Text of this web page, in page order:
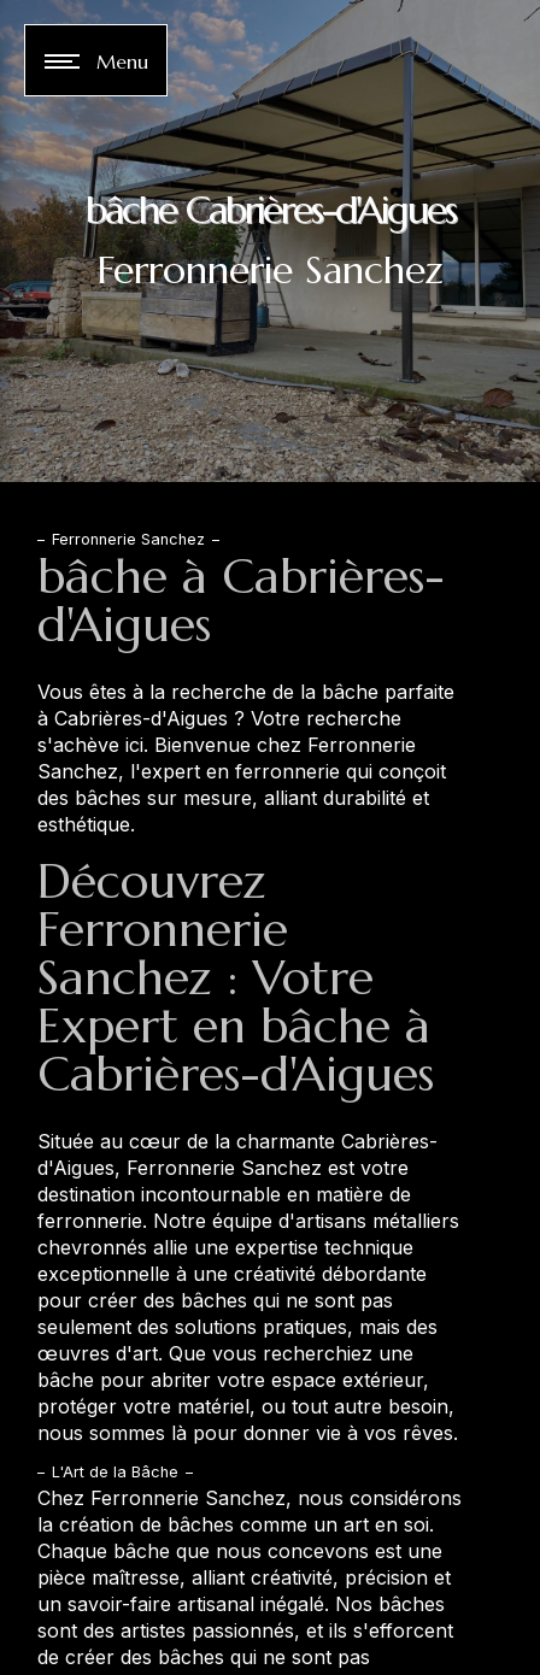
Menu
bâche Cabrières-d'Aigues
Ferronnerie Sanchez
Ferronnerie Sanchez
bâche à Cabrières-
d'Aigues
Vous êtes à la recherche de la bâche parfaite
à Cabrières-d'Aigues ? Votre recherche
s'achève ici. Bienvenue chez Ferronnerie
Sanchez, l'expert en ferronnerie qui conçoit
des bâches sur mesure, alliant durabilité et
esthétique.
Découvrez
Ferronnerie
Sanchez : Votre
Expert en bâche à
Cabrières-d'Aigues
Située au cœur de la charmante Cabrières-
d'Aigues, Ferronnerie Sanchez est votre
destination incontournable en matière de
ferronnerie. Notre équipe d'artisans métalliers
chevronnés allie une expertise technique
exceptionnelle à une créativité débordante
pour créer des bâches qui ne sont pas
seulement des solutions pratiques, mais des
œuvres d'art. Que vous recherchiez une
bâche pour abriter votre espace extérieur,
protéger votre matériel, ou tout autre besoin,
nous sommes là pour donner vie à vos rêves.
L'Art de la Bâche
Chez Ferronnerie Sanchez, nous considérons
la création de bâches comme un art en soi.
Chaque bâche que nous concevons est une
pièce maîtresse, alliant créativité, précision et
un savoir-faire artisanal inégalé. Nos bâches
sont des artistes passionnés, et ils s'efforcent
de créer des bâches qui ne sont pas
Panneau de gestion des cookies